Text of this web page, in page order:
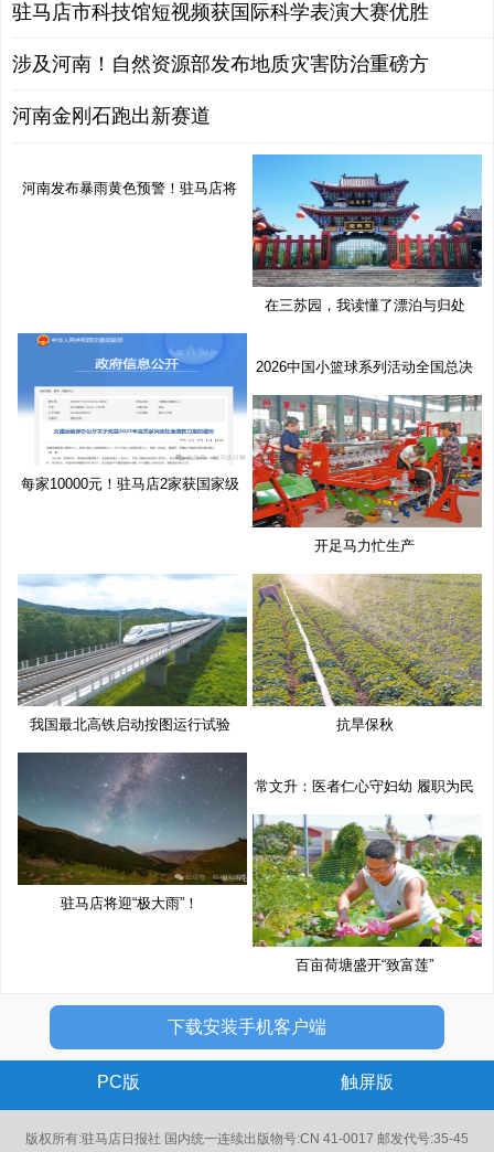
驻马店市科技馆短视频获国际科学表演大赛优胜
涉及河南！自然资源部发布地质灾害防治重磅方
河南金刚石跑出新赛道
河南发布暴雨黄色预警！驻马店将
在三苏园，我读懂了漂泊与归处
每家10000元！驻马店2家获国家级
2026中国小篮球系列活动全国总决
赛
开足马力忙生产
我国最北高铁启动按图运行试验 抗旱保秋
驻马店将迎“极大雨”！
常文升：医者仁心守妇幼 履职为民
百亩荷塘盛开“致富莲”
下载安装手机客户端
PC版 触屏版
版权所有:驻马店日报社 国内统一连续出版物号:CN 41-0017 邮发代号:35-45